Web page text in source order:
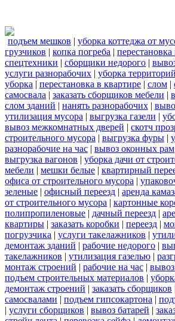
подъем мешков | уборка коттеджа от
грузчиков | копка погреба |
спецтехники | сборщики недорого |
услуги разнорабочих | уборка территорий
уборка | перестановка в квартире | слом |
самосвала | заказать сборщиков мебели |
слом зданий | нанять разнорабочих |
утилизация мусора | выгрузка газели |
вывоз межкомнатных дверей | скотч
строительного мусора | выгрузка фуры |
разнорабочие на час | вывоз оконных рам
выгрузка вагонов | уборка дачи от
мебели | мешки белые | квартирный
офиса от строительного мусора |
зеленые | офисный переезд | аренда
от строительного мусора | картонные
полипропиленовые | дачный переезд |
квартиры | заказать коробки | переезд |
погрузчика | услуги такелажников |
демонтаж зданий | рабочие недорого |
такелажников | утилизация газелью |
монтаж строений | рабочие на час |
подъем строительных материалов |
демонтаж строений | заказать сборщиков
самосвалами | подъем гипсокартона |
| услуги сборщиков | вывоз батарей |